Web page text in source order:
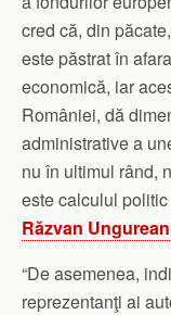
cred că, din
este păstrat în
economică, iar
României, dă
administrative a
nu în ultimul rând,
este calculul
Răzvan
“De asemenea,
reprezentanţi ai